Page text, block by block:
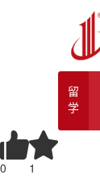
留
学
0
1